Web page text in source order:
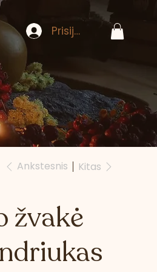
Prisijungti
Ankstesnis Kitas
žvakė